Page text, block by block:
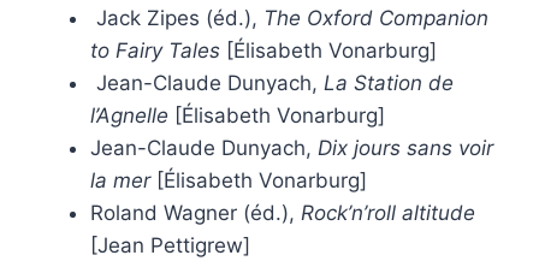
Jack Zipes (éd.), The Oxford Companion
to Fairy Tales [Élisabeth Vonarburg]
Jean-Claude Dunyach, La Station de
l’Agnelle [Élisabeth Vonarburg]
Jean-Claude Dunyach, Dix jours sans voir
la mer[Élisabeth Vonarburg]
Roland Wagner (éd.), Rock’n’roll altitude
[Jean Pettigrew]